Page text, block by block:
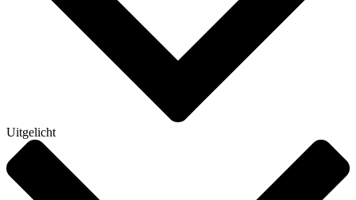
Uitgelicht